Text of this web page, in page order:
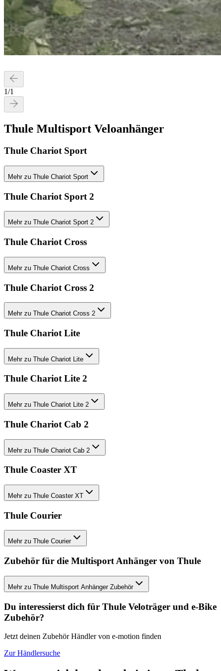
1/1
Thule Multisport Veloanhänger
Thule Chariot Sport
Mehr zu Thule Chariot Sport
Thule Chariot Sport 2
Mehr zu Thule Chariot Sport 2
Thule Chariot Cross
Mehr zu Thule Chariot Cross
Thule Chariot Cross 2
Mehr zu Thule Chariot Cross 2
Thule Chariot Lite
Mehr zu Thule Chariot Lite
Thule Chariot Lite 2
Mehr zu Thule Chariot Lite 2
Thule Chariot Cab 2
Mehr zu Thule Chariot Cab 2
Thule Coaster XT
Mehr zu Thule Coaster XT
Thule Courier
Mehr zu Thule Courier
Zubehör für die Multisport Anhänger von Thule
Mehr zu Thule Multisport Anhänger Zubehör
Du interessierst dich für Thule Veloträger und e-Bike
Zubehör?
Jetzt deinen Zubehör Händler von e-motion finden
Zur Händlersuche